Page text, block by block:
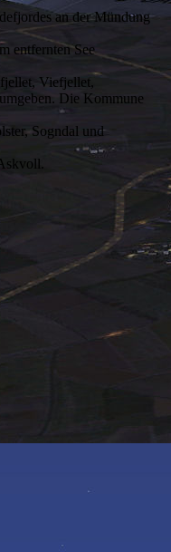
an der Mündung
entfernten See
Viefjellet,
Die Kommune
Sogndal und